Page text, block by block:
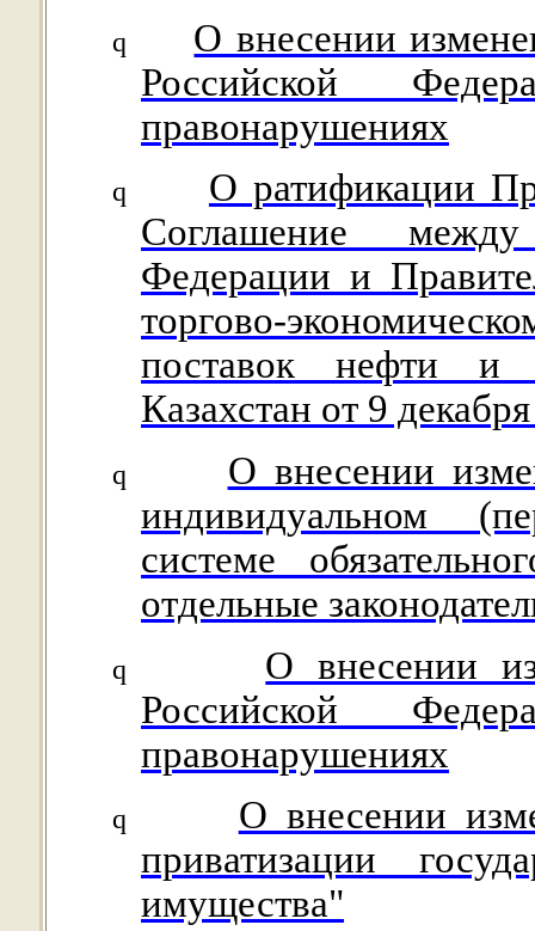
q
О внесении
Российской
правонарушениях
q
О ратификации
Соглашение между
Федерации и
торгово-
поставок нефти и
Казахстан от 9
q
О внесении
индивидуальном
системе
отдельные
q
О внесении
Российской
правонарушениях
q
О внесении
приватизации
имущества"